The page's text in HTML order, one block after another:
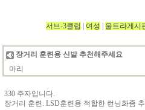
서브-3클럽 여성 울트라게시
장거리 훈련용 신발 추천해주세요
마리
330 주자입니다.
장거리 훈련. LSD훈련용 적합한 런닝화좀